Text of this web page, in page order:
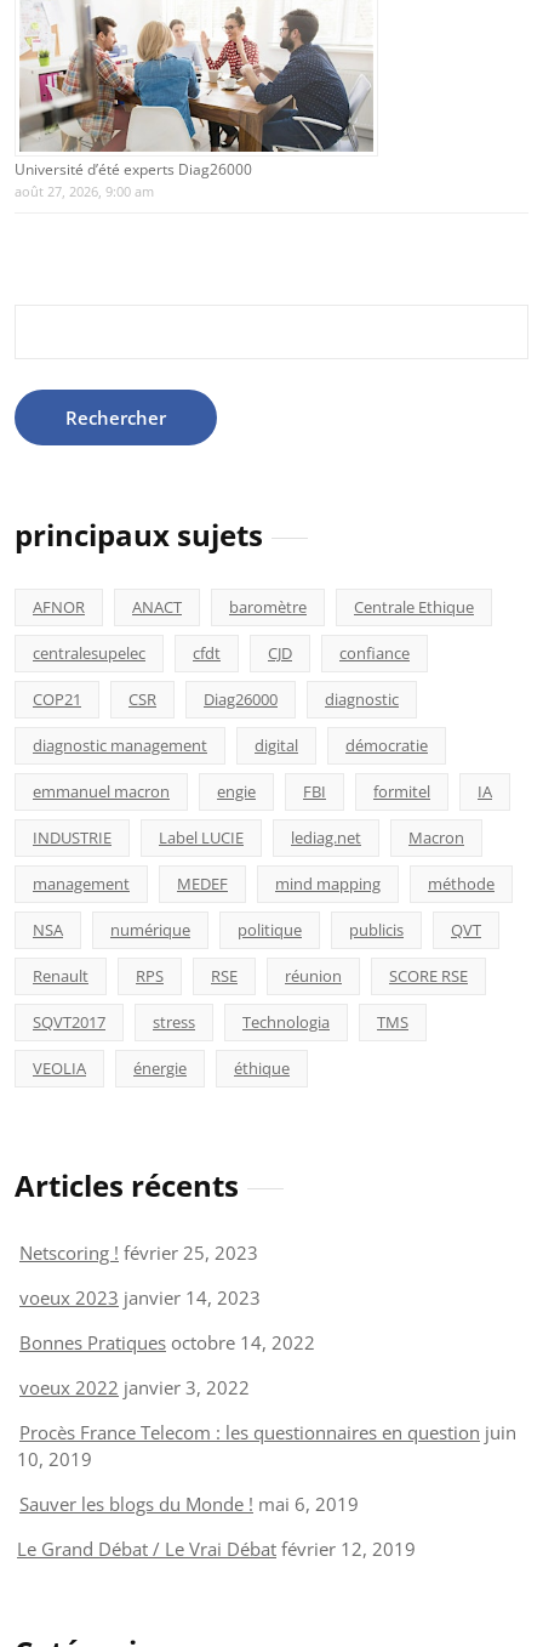
Université d’été experts Diag26000
août 27, 2026, 9:00 am
principaux sujets
AFNOR ANACT baromètre Centrale Ethique
centralesupelec cfdt CJD confiance
COP21 CSR Diag26000 diagnostic
diagnostic management digital démocratie
emmanuel macron engie FBI formitel IA
INDUSTRIE Label LUCIE lediag.net Macron
management MEDEF mind mapping méthode
NSA numérique politique publicis QVT
Renault RPS RSE réunion SCORE RSE
SQVT2017 stress Technologia TMS
VEOLIA énergie éthique
Articles récents
Netscoring ! février 25, 2023
voeux 2023 janvier 14, 2023
Bonnes Pratiques octobre 14, 2022
voeux 2022 janvier 3, 2022
Procès France Telecom : les questionnaires en question juin
10, 2019
Sauver les blogs du Monde ! mai 6, 2019
Le Grand Débat / Le Vrai Débat février 12, 2019